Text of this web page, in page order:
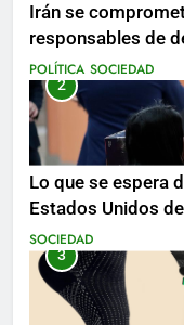
Irán se
responsables de
mientras se
POLÍTICA SOCIEDAD
2
Lo que se espera
Estados Unidos
SOCIEDAD
3